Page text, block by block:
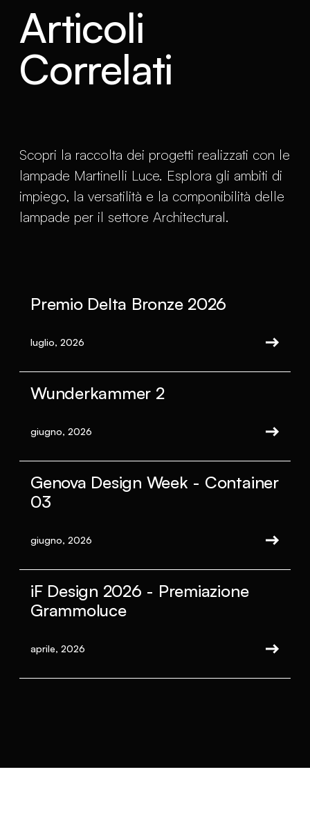
Articoli
Correlati
Scopri la raccolta dei progetti realizzati con le
lampade Martinelli Luce. Esplora gli ambiti di
impiego, la versatilità e la componibilità delle
lampade per il settore Architectural.
Premio Delta Bronze 2026
luglio, 2026
Wunderkammer 2
giugno, 2026
Genova Design Week - Container
03
giugno, 2026
iF Design 2026 - Premiazione
Grammoluce
aprile, 2026